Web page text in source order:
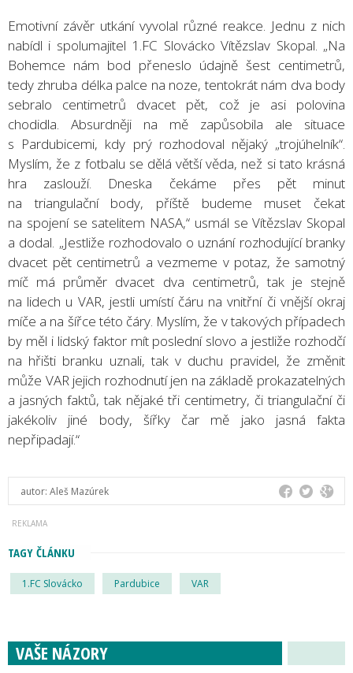
Emotivní závěr utkání vyvolal různé reakce. Jednu z nich
nabídl i spolumajitel 1.FC Slovácko Vítězslav Skopal. „Na
Bohemce nám bod přeneslo údajně šest centimetrů,
tedy zhruba délka palce na noze, tentokrát nám dva body
sebralo centimetrů dvacet pět, což je asi polovina
chodidla. Absurdněji na mě zapůsobila ale situace
s Pardubicemi, kdy prý rozhodoval nějaký „trojúhelník“.
Myslím, že z fotbalu se dělá větší věda, než si tato krásná
hra zaslouží. Dneska čekáme přes pět minut
na triangulační body, příště budeme muset čekat
na spojení se satelitem NASA,“ usmál se Vítězslav Skopal
a dodal. „Jestliže rozhodovalo o uznání rozhodující branky
dvacet pět centimetrů a vezmeme v potaz, že samotný
míč má průměr dvacet dva centimetrů, tak je stejně
na lidech u VAR, jestli umístí čáru na vnitřní či vnější okraj
míče a na šířce této čáry. Myslím, že v takových případech
by měl i lidský faktor mít poslední slovo a jestliže rozhodčí
na hřišti branku uznali, tak v duchu pravidel, že změnit
může VAR jejich rozhodnutí jen na základě prokazatelných
a jasných faktů, tak nějaké tři centimetry, či triangulační či
jakékoliv jiné body, šířky čar mě jako jasná fakta
nepřipadají.“
autor: Aleš Mazúrek
TAGY ČLÁNKU
1.FC Slovácko Pardubice VAR
VAŠE NÁZORY